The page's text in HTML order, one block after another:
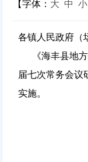
【字体： 大 中 小
各镇人民政府（
《海丰县地方
届七次常务会议
实施。